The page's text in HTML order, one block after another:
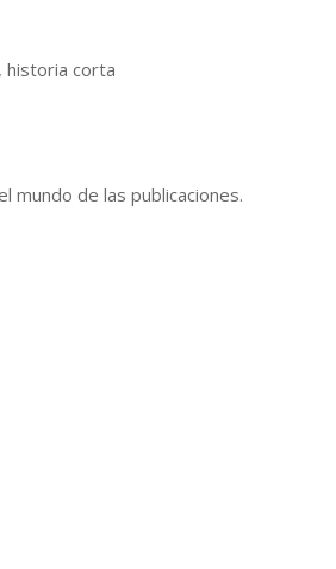
historia corta
mundo de las publicaciones.